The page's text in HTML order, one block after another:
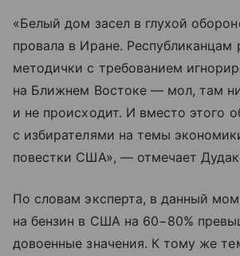
«Белый дом засел в глухой
провала в Иране. Республиканцам
методички с требованием
на Ближнем Востоке — мол, там
и не происходит. И вместо этого
с избирателями на темы
повестки США», — отмечает
По словам эксперта, в данный
на бензин в США на 60−80%
довоенные значения. К тому же